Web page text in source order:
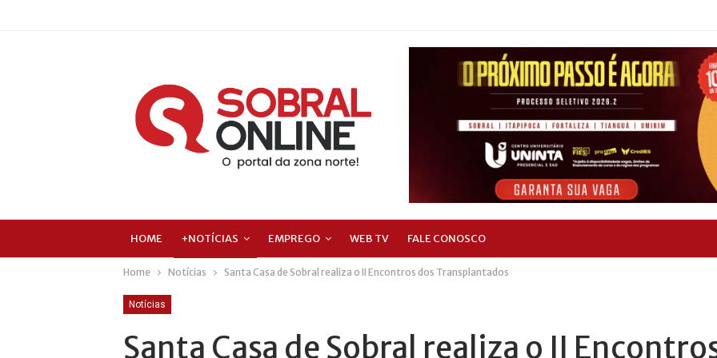
HOME +NOTÍCIAS EMPREGO WEB TV FALE CONOSCO
Home Notícias Santa Casa de Sobral realiza o II Encontros dos Transplantados
Notícias
Santa Casa de Sobral realiza o II